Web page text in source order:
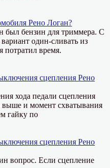
Рено Логан?
был бензин для триммера. С
один-сливать из
потратил время.
сцепления Рено
хода педали сцепления
выше и момент схватывания
гайку по
сцепления Рено
вопрос. Если сцепление